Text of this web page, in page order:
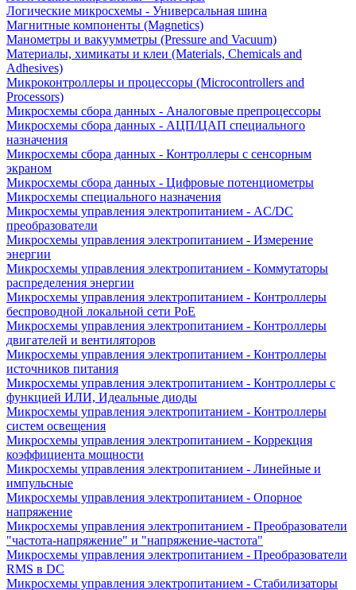
Логические микросхемы - Универсальная шина
Магнитные компоненты (Magnetics)
Манометры и вакуумметры (Pressure and Vacuum)
Материалы, химикаты и клеи (Materials, Chemicals and
Adhesives)
Микроконтроллеры и процессоры (Microcontrollers and
Processors)
Микросхемы сбора данных - Аналоговые препроцессоры
Микросхемы сбора данных - АЦП/ЦАП специального
назначения
Микросхемы сбора данных - Контроллеры с сенсорным
экраном
Микросхемы сбора данных - Цифровые потенциометры
Микросхемы специального назначения
Микросхемы управления электропитанием - AC/DC
преобразователи
Микросхемы управления электропитанием - Измерение
энергии
Микросхемы управления электропитанием - Коммутаторы
распределения энергии
Микросхемы управления электропитанием - Контроллеры
беспроводной локальной сети PoE
Микросхемы управления электропитанием - Контроллеры
двигателей и вентиляторов
Микросхемы управления электропитанием - Контроллеры
источников питания
Микросхемы управления электропитанием - Контроллеры с
функцией ИЛИ, Идеальные диоды
Микросхемы управления электропитанием - Контроллеры
систем освещения
Микросхемы управления электропитанием - Коррекция
коэффициента мощности
Микросхемы управления электропитанием - Линейные и
импульсные
Микросхемы управления электропитанием - Опорное
напряжение
Микросхемы управления электропитанием - Преобразователи
"частота-напряжение" и "напряжение-частота"
Микросхемы управления электропитанием - Преобразователи
RMS в DC
Микросхемы управления электропитанием - Стабилизаторы